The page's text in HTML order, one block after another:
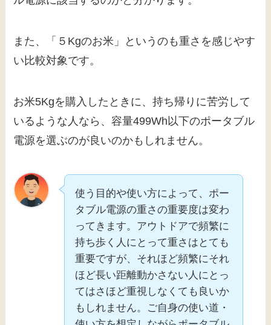
また、「５Kgのお米」というのも重さを感じやす
い比較対象です。
お米5Kgを購入したときに、持ち帰りに苦労して
いるような人なら、容量499Wh以下のポータブル
電源を選ぶのが良いのかもしれません。
使う目的や使い方によって、ポー
タブル電源の重さの重要度は変わ
ってきます。アウトドアで頻繁に
持ち歩く人にとって重さはとても
重要ですが、それほど頻繁にそれ
ほど長い距離動かさない人にとっ
てはさほど重視しなくても良いか
もしれません。ご自身の使い道・